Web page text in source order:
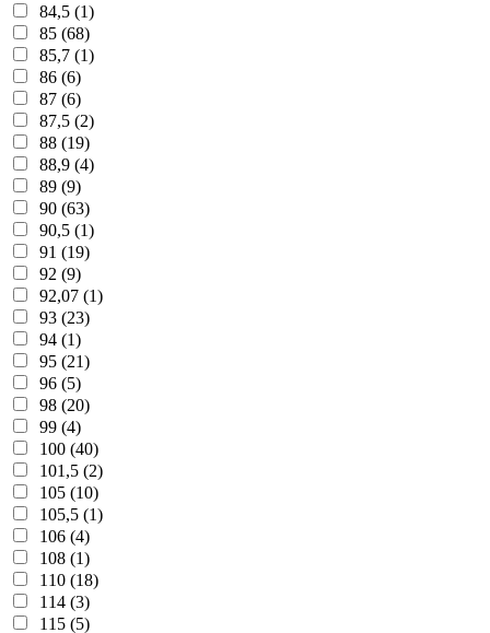
84,5 (1)
85 (68)
85,7 (1)
86 (6)
87 (6)
87,5 (2)
88 (19)
88,9 (4)
89 (9)
90 (63)
90,5 (1)
91 (19)
92 (9)
92,07 (1)
93 (23)
94 (1)
95 (21)
96 (5)
98 (20)
99 (4)
100 (40)
101,5 (2)
105 (10)
105,5 (1)
106 (4)
108 (1)
110 (18)
114 (3)
115 (5)